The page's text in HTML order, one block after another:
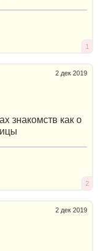
1
2 дек 2019
знакомств как о
2
2 дек 2019